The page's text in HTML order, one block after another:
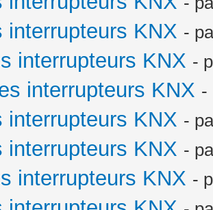
interrupteurs KNX -
interrupteurs KNX -
interrupteurs KNX -
interrupteurs KNX -
interrupteurs KNX -
interrupteurs KNX -